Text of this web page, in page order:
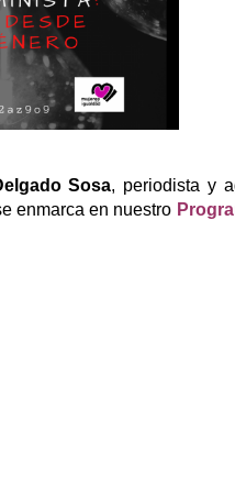
Sosa, periodista y
enmarca en nuestro